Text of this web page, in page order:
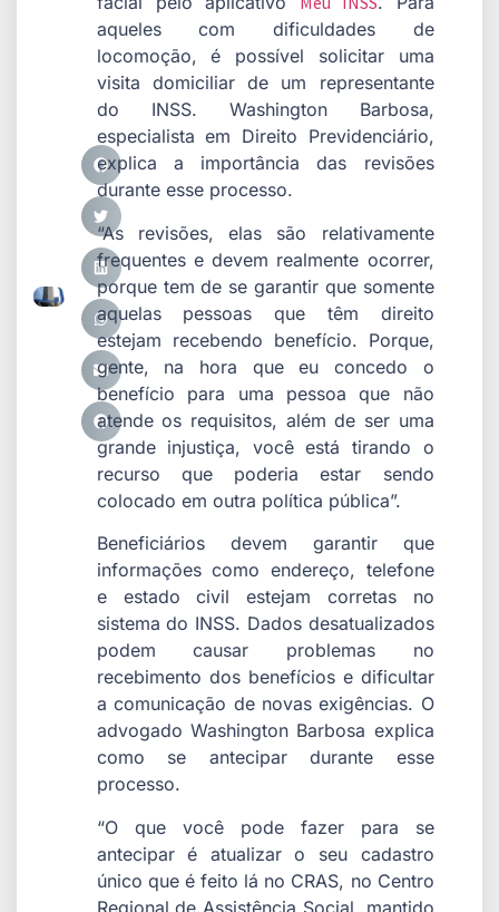
aqueles com dificuldades de
locomoção, é possível solicitar uma
visita domiciliar de um representante
do INSS. Washington Barbosa,
especialista em Direito Previdenciário,
explica a importância das revisões
durante esse processo.
“As revisões, elas são relativamente
frequentes e devem realmente ocorrer,
porque tem de se garantir que somente
aquelas pessoas que têm direito
estejam recebendo benefício. Porque,
gente, na hora que eu concedo o
benefício para uma pessoa que não
atende os requisitos, além de ser uma
grande injustiça, você está tirando o
recurso que poderia estar sendo
colocado em outra política pública”.
Beneficiários devem garantir que
informações como endereço, telefone
e estado civil estejam corretas no
sistema do INSS. Dados desatualizados
podem causar problemas no
recebimento dos benefícios e dificultar
a comunicação de novas exigências. O
advogado Washington Barbosa explica
como se antecipar durante esse
processo.
“O que você pode fazer para se
antecipar é atualizar o seu cadastro
único que é feito lá no CRAS, no Centro
Regional de Assistência Social, mantido